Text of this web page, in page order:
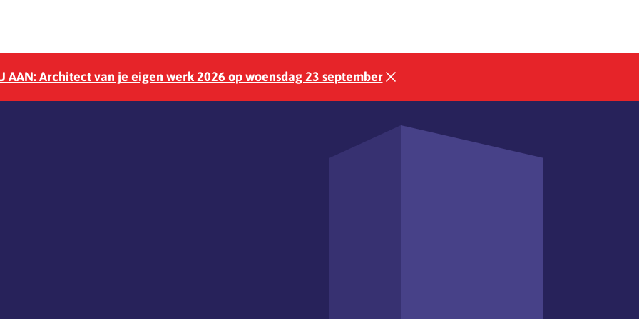
AAN: Architect van je eigen werk 2026 op woensdag 23 september